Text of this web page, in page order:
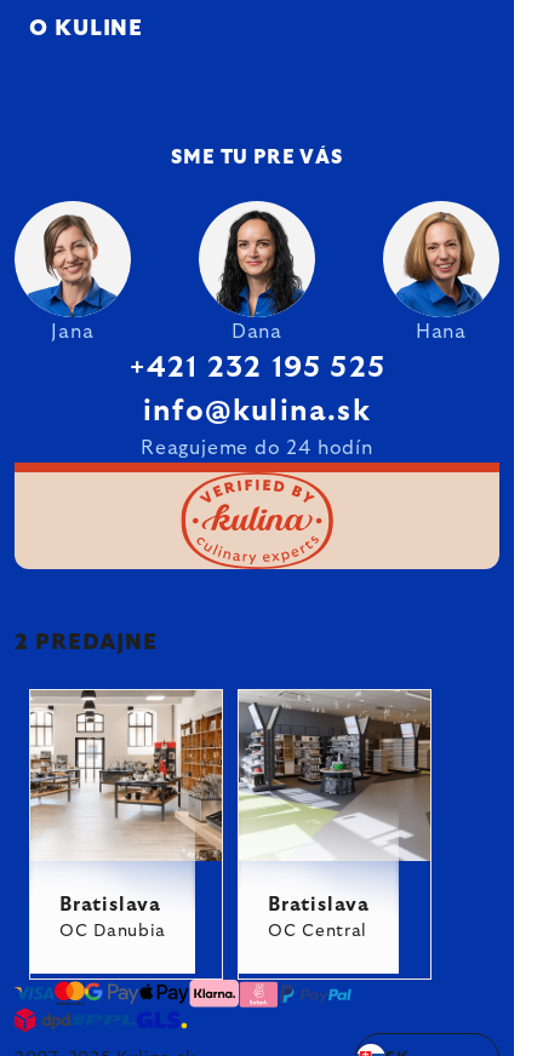
O KULINE
SME TU PRE VÁS
Jana Dana Hana
+421 232 195 525
info@kulina.sk
Reagujeme do 24 hodín
2 PREDAJNE
Bratislava
OC Danubia
Bratislava
OC Central